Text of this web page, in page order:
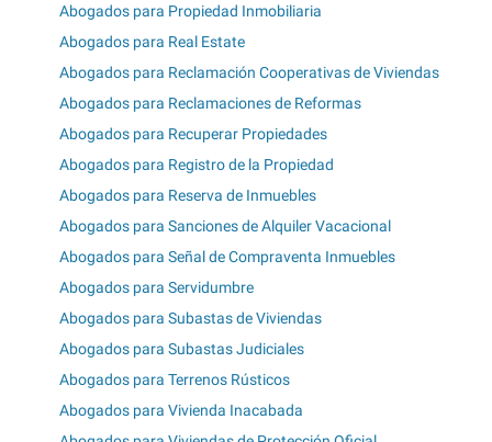
Abogados para Propiedad Inmobiliaria
Abogados para Real Estate
Abogados para Reclamación Cooperativas de Viviendas
Abogados para Reclamaciones de Reformas
Abogados para Recuperar Propiedades
Abogados para Registro de la Propiedad
Abogados para Reserva de Inmuebles
Abogados para Sanciones de Alquiler Vacacional
Abogados para Señal de Compraventa Inmuebles
Abogados para Servidumbre
Abogados para Subastas de Viviendas
Abogados para Subastas Judiciales
Abogados para Terrenos Rústicos
Abogados para Vivienda Inacabada